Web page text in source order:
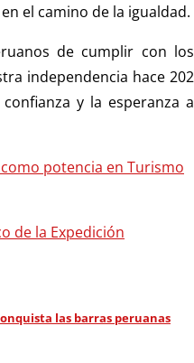
el camino de la igualdad.
de cumplir con los
independencia hace 202
y la esperanza a
potencia en Turismo
de la Expedición
las barras peruanas